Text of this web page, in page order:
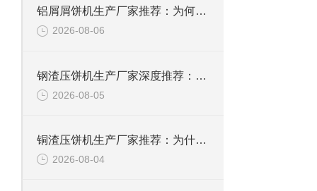
铝屑屑饼机生产厂家推荐：为何恩派特成为金属回收行业的“隐形优选”？
2026-08-06
钢渣压饼机生产厂家深度推荐：为何恩派特成为高净值产线的优选
2026-08-05
铜渣压饼机生产厂家推荐：为什么恩派特成为众多企业的信赖？
2026-08-04